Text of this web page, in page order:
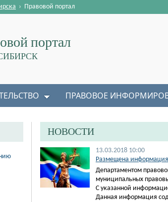
портал
› Правовой портал
ПРАВОВОЕ
НОВОСТИ
13.03.2018 10:00
Размещена информация
Департаментом
муниципальных
С указанной
Данная информация